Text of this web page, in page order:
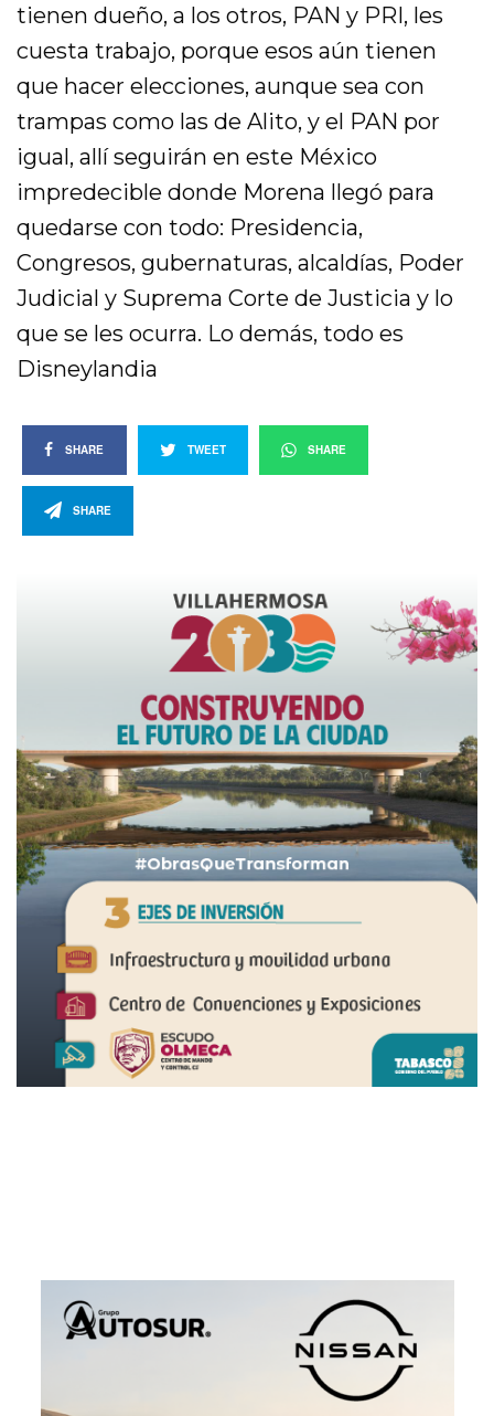
tienen dueño, a los otros, PAN y PRI, les
cuesta trabajo, porque esos aún tienen
que hacer elecciones, aunque sea con
trampas como las de Alito, y el PAN por
igual, allí seguirán en este México
impredecible donde Morena llegó para
quedarse con todo: Presidencia,
Congresos, gubernaturas, alcaldías, Poder
Judicial y Suprema Corte de Justicia y lo
que se les ocurra. Lo demás, todo es
Disneylandia
SHARE TWEET SHARE
SHARE